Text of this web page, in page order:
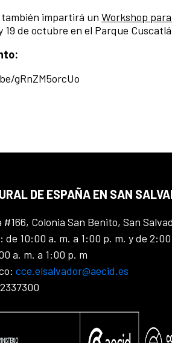
también impartirá un Workshop
19 de octubre en el Parque
gRnZM5orcUo
DE ESPAÑA EN SAN
#166, Colonia San Benito, San
de 10:00 a. m. a 1:00 p. m. y de
a. m. a 1:00 p. m
cce.elsalvador@aecid.es